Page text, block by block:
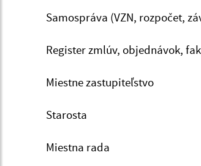
Samospráva (VZN, rozpočet,
Register zmlúv, objednávok,
Miestne zastupiteľstvo
Starosta
Miestna rada